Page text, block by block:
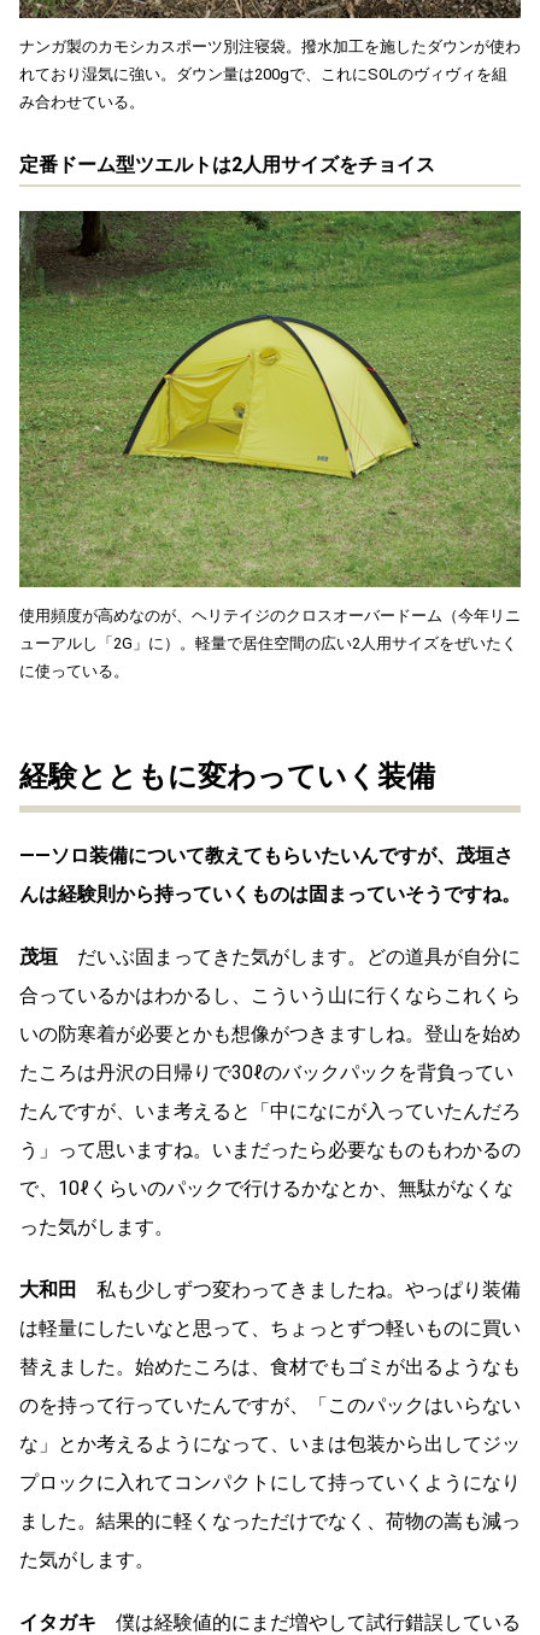
ナンガ製のカモシカスポーツ別注寝袋。撥水加工を施したダウンが使わ
れており湿気に強い。ダウン量は200gで、これにSOLのヴィヴィを組
み合わせている。
定番ドーム型ツエルトは2人用サイズをチョイス
使用頻度が高めなのが、ヘリテイジのクロスオーバードーム（今年リニ
ューアルし「2G」に）。軽量で居住空間の広い2人用サイズをぜいたく
に使っている。
経験とともに変わっていく装備
――ソロ装備について教えてもらいたいんですが、茂垣さ
んは経験則から持っていくものは固まっていそうですね。
茂垣 だいぶ固まってきた気がします。どの道具が自分に
合っているかはわかるし、こういう山に行くならこれくら
いの防寒着が必要とかも想像がつきますしね。登山を始め
たころは丹沢の日帰りで30ℓのバックパックを背負ってい
たんですが、いま考えると「中になにが入っていたんだろ
う」って思いますね。いまだったら必要なものもわかるの
で、10ℓくらいのパックで行けるかなとか、無駄がなくな
った気がします。
大和田
私も少しずつ変わってきましたね。やっぱり装備
は軽量にしたいなと思って、ちょっとずつ軽いものに買い
替えました。始めたころは、食材でもゴミが出るようなも
のを持って行っていたんですが、「このパックはいらない
な」とか考えるようになって、いまは包装から出してジッ
プロックに入れてコンパクトにして持っていくようになり
ました。結果的に軽くなっただけでなく、荷物の嵩も減っ
た気がします。
イタガキ 僕は経験値的にまだ増やして試行錯誤している